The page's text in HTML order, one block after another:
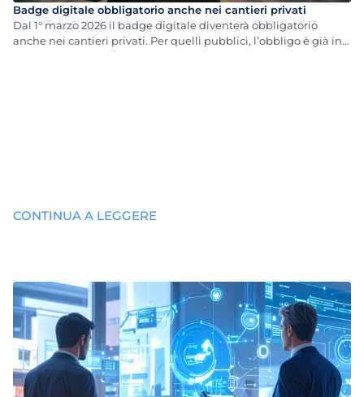
Badge digitale obbligatorio anche nei cantieri privati
Dal 1° marzo 2026 il badge digitale diventerà obbligatorio
anche nei cantieri privati. Per quelli pubblici, l’obbligo è già in...
CONTINUA A LEGGERE